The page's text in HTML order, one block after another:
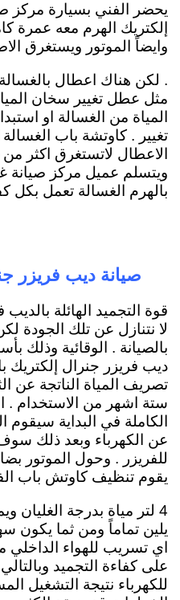
يحضر الفني بسيارة مركز
إلكتريك الهرم معه عمرة
وايضاً الموتور ويستغرق
. لكن هناك اعطال
مثل عطل تغيير سخان
المياة من الغسالة او
تغيير . كاوتشة باب
ويتسلم عميل مركز صيانة
بالهرم الغسالة تعمل بكل
صيانة ديب فريزر
قوة التجميد الهائلة
لا نتنازل عن تلك الجودة
بالصيانة . الوقائية وذلك
ديب فريزر جنرال إلكتريك
تصريف المياة الناتجة عن
ستة اشهر من الاستخدام .
الكاملة في البداية سيقوم
عن الكهرباء وبعد ذلك
للفريزر . وحول الموتور
يقوم تنظيف كاوتش باب
4 لتر مياة بدرجة
يلين تماماً ومن ثما يكون
اي تسريب للهواء الداخلي
على كفاءة التجميد
للكهرباء نتيجة التشغيل